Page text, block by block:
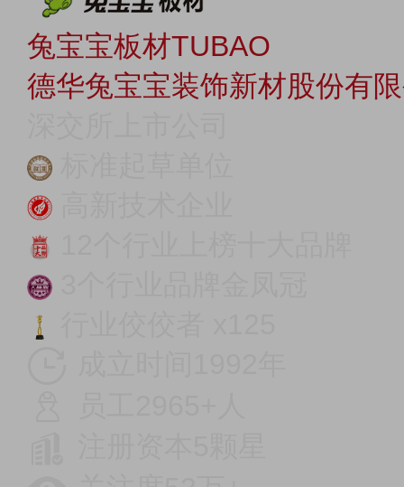
兔宝宝板材TUBAO
德华兔宝宝装饰新材股份有